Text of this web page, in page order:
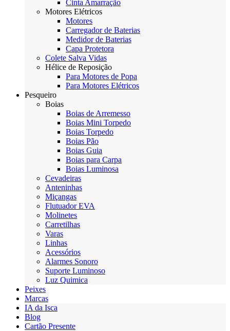
Cinta Amarração
Motores Elétricos
Motores
Carregador de Baterias
Medidor de Baterias
Capa Protetora
Colete Salva Vidas
Hélice de Reposição
Para Motores de Popa
Para Motores Elétricos
Pesqueiro
Boias
Boias de Arremesso
Boias Mini Torpedo
Boias Torpedo
Boias Pão
Boias Guia
Boias para Carpa
Boias Luminosa
Cevadeiras
Anteninhas
Miçangas
Flutuador EVA
Molinetes
Carretilhas
Varas
Linhas
Acessórios
Alarmes Sonoro
Suporte Luminoso
Luz Quimica
Peixes
Marcas
IA da Isca
Blog
Cartão Presente